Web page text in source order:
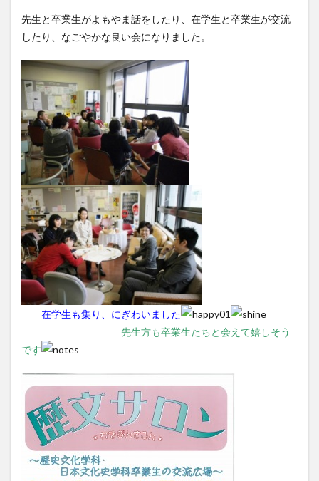
先生と卒業生がよもやま話をしたり、在学生と卒業生が交流
したり、なごやかな良い会になりました。
在学生も集り、にぎわいました
先生方も卒業生たちと会えて嬉しそう
です